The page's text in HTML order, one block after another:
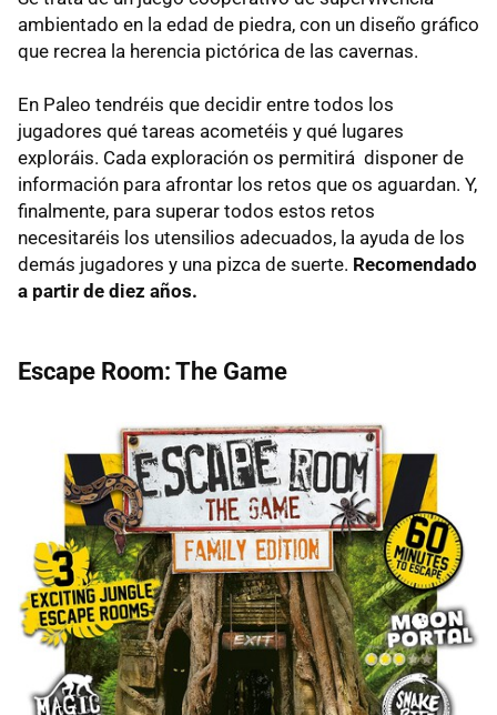
ambientado en la edad de piedra, con un diseño gráfico
que recrea la herencia pictórica de las cavernas.
En Paleo tendréis que decidir entre todos los
jugadores qué tareas acometéis y qué lugares
exploráis. Cada exploración os permitirá disponer de
información para afrontar los retos que os aguardan. Y,
finalmente, para superar todos estos retos
necesitaréis los utensilios adecuados, la ayuda de los
demás jugadores y una pizca de suerte. Recomendado
a partir de diez años.
Escape Room: The Game